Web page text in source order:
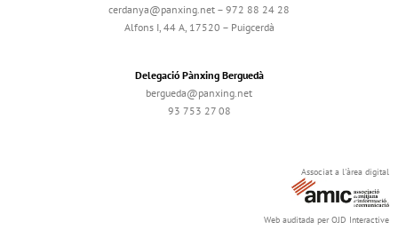
cerdanya@panxing.net – 972 88 24 28
Alfons I, 44 A, 17520 – Puigcerdà
Delegació Pànxing Berguedà
bergueda@panxing.net
93 753 27 08
Associat a l'àrea digital
Web auditada per OJD Interactive